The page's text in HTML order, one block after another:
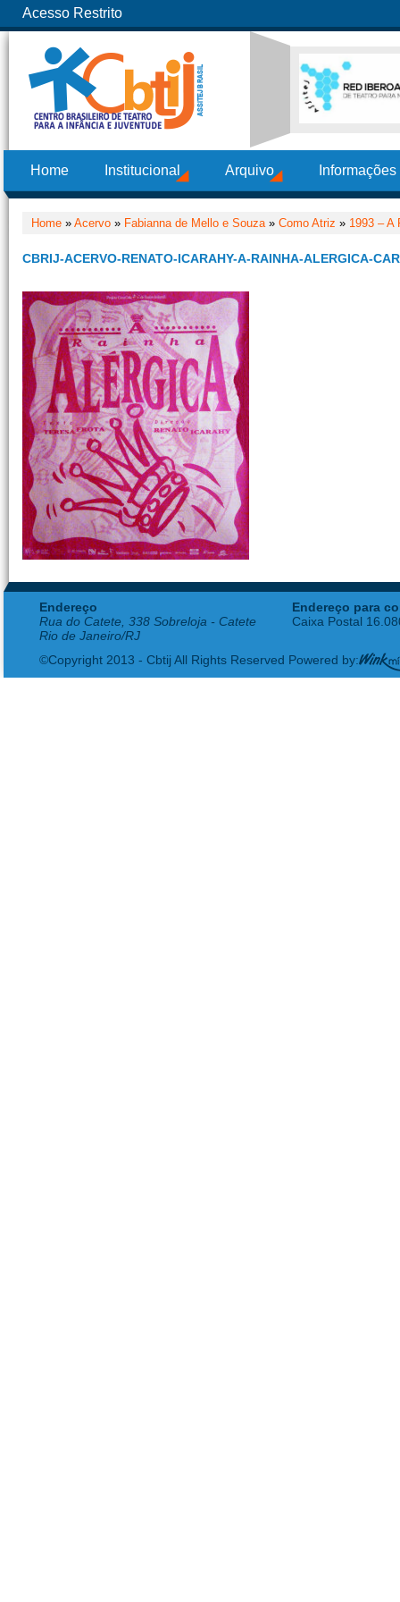
Acesso Restrito
Home Institucional Arquivo
Home » Acervo » Fabianna de Mello e Souza» Como Atriz » 1993 – A
CBRIJ-ACERVO-RENATO-ICARAHY-A-RAINHA-ALERGICA-
Endereço
Rua do Catete, 338 Sobreloja - Catete
Rio de Janeiro/RJ
Endereço para
Caixa Postal
©Copyright 2013 - Cbtij All Rights Reserved Powered by: